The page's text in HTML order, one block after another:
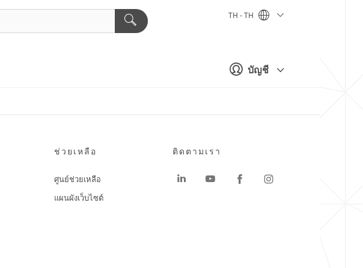
บัญชี
TH - TH
ช่วยเหลือ
ศูนย์ช่วยเหลือ
แผนผังเว็บไซต์
ติดตามเรา